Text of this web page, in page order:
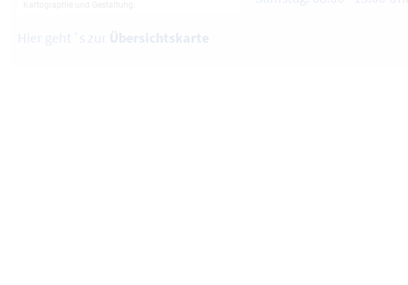
Hier geht´s zur Übersichtskarte